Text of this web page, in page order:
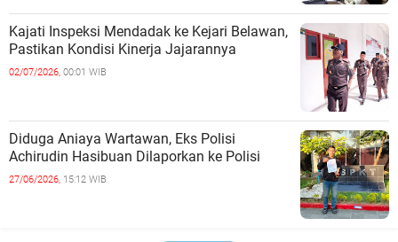
Kajati Inspeksi Mendadak ke Kejari Belawan,
Pastikan Kondisi Kinerja Jajarannya
02/07/2026, 00:01 WIB
Diduga Aniaya Wartawan, Eks Polisi
Achirudin Hasibuan Dilaporkan ke Polisi
27/06/2026, 15:12 WIB